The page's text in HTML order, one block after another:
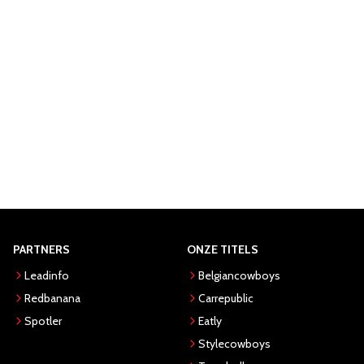
PARTNERS
Leadinfo
Redbanana
Spotler
ONZE TITELS
Belgiancowboys
Carrepublic
Eatly
Stylecowboys